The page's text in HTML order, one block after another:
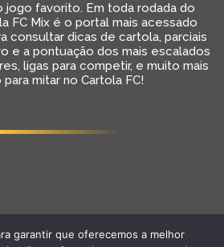
jogo favorito. Em toda rodada do
FC Mix é o portal mais acessado
consultar dicas de cartola, parciais
e a pontuação dos mais escalados
ligas para competir, e muito mais
mitar no Cartola FC!
garantir que oferecemos a melhor